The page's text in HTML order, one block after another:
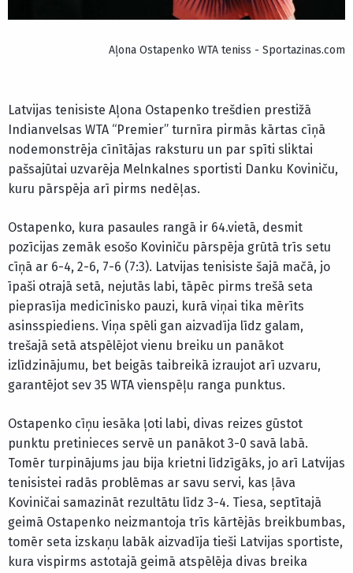
Aļona Ostapenko WTA teniss - Sportazinas.com
Latvijas tenisiste Aļona Ostapenko trešdien prestižā
Indianvelsas WTA “Premier” turnīra pirmās kārtas cīņā
nodemonstrēja cīnītājas raksturu un par spīti sliktai
pašsajūtai uzvarēja Melnkalnes sportisti Danku Koviniču,
kuru pārspēja arī pirms nedēļas.
Ostapenko, kura pasaules rangā ir 64.vietā, desmit
pozīcijas zemāk esošo Koviniču pārspēja grūtā trīs setu
cīņā ar 6-4, 2-6, 7-6 (7:3). Latvijas tenisiste šajā mačā, jo
īpaši otrajā setā, nejutās labi, tāpēc pirms trešā seta
pieprasīja medicīnisko pauzi, kurā viņai tika mērīts
asinsspiediens. Viņa spēli gan aizvadīja līdz galam,
trešajā setā atspēlējot vienu breiku un panākot
izlīdzinājumu, bet beigās taibreikā izraujot arī uzvaru,
garantējot sev 35 WTA vienspēļu ranga punktus.
Ostapenko cīņu iesāka ļoti labi, divas reizes gūstot
punktu pretinieces servē un panākot 3-0 savā labā.
Tomēr turpinājums jau bija krietni līdzīgāks, jo arī Latvijas
tenisistei radās problēmas ar savu servi, kas ļāva
Koviničai samazināt rezultātu līdz 3-4. Tiesa, septītajā
geimā Ostapenko neizmantoja trīs kārtējās breikbumbas,
tomēr seta izskaņu labāk aizvadīja tieši Latvijas sportiste,
kura vispirms astotajā geimā atspēlēja divas breika